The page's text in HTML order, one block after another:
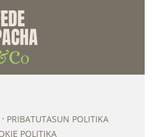
PRIBATUTASUN POLITIKA
POLITIKA